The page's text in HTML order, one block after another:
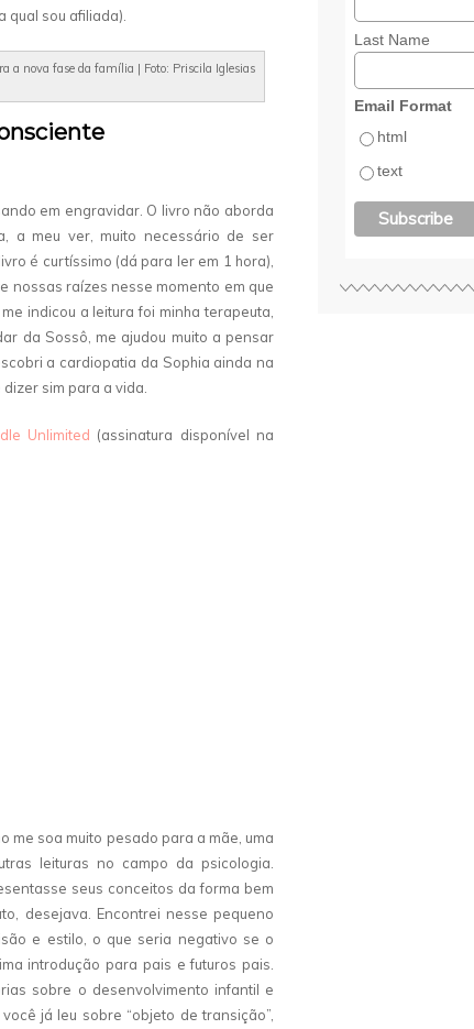
qual sou afiliada).
a nova fase da família | Foto: Priscila Iglesias
em engravidar. O livro não aborda
a meu ver, muito necessário de ser
é curtíssimo (dá para ler em 1 hora),
nossas raízes nesse momento em que
indicou a leitura foi minha terapeuta,
da Sossô, me ajudou muito a pensar
a cardiopatia da Sophia ainda na
sim para a vida.
Unlimited (assinatura disponível na
me soa muito pesado para a mãe, uma
leituras no campo da psicologia.
seus conceitos da forma bem
desejava. Encontrei nesse pequeno
e estilo, o que seria negativo se o
introdução para pais e futuros pais.
sobre o desenvolvimento infantil e
já leu sobre “objeto de transição”,
Last Name
Email Format
html
text